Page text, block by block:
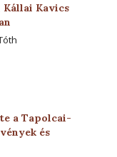
Kavics
a Tapolcai-
és